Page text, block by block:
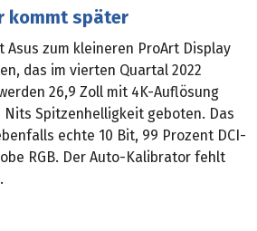
kommt später
Asus zum kleineren ProArt Display
das im vierten Quartal 2022
26,9 Zoll mit 4K-Auflösung
Nits Spitzenhelligkeit geboten. Das
echte 10 Bit, 99 Prozent DCI-
RGB. Der Auto-Kalibrator fehlt